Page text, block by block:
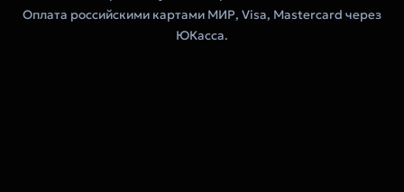
Оплата российскими картами МИР, Visa, Mastercard через
ЮКасса.